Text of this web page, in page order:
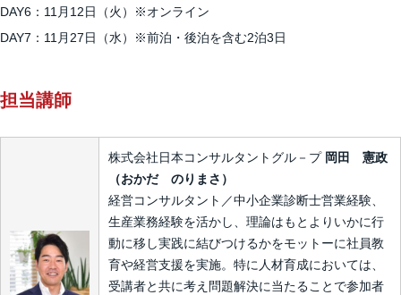
DAY6：11月12日（火）※オンライン
DAY7：11月27日（水）※前泊・後泊を含む2泊3日
担当講師
株式会社日本コンサルタントグル－プ 岡田 憲政
（おかだ のりまさ）
経営コンサルタント／中小企業診断士営業経験、
生産業務経験を活かし、理論はもとよりいかに行
動に移し実践に結びつけるかをモットーに社員教
育や経営支援を実施。特に人材育成においては、
受講者と共に考え問題解決に当たることで参加者